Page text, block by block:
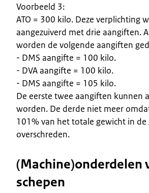
Voorbeeld 3:
ATO = 300 kilo. Deze verplichting
aangezuiverd met drie aangiften.
worden de volgende aangiften
- DMS aangifte = 100 kilo.
- DVA aangifte = 100 kilo.
- DMS aangifte = 105 kilo.
De eerste twee aangiften kunnen
worden. De derde niet meer
101% van het totale gewicht in de
overschreden.
(Machine)onderdelen
schepen